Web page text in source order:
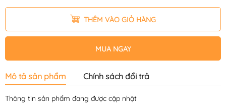
THÊM VÀO GIỎ HÀNG
MUA NGAY
Mô tả sản phẩm Chính sách đổi trả
Thông tin sản phẩm đang được cập nhật